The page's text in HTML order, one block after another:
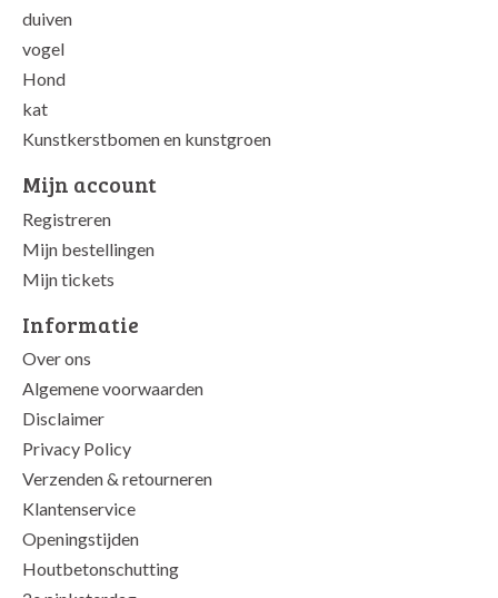
duiven
vogel
Hond
kat
Kunstkerstbomen en kunstgroen
Mijn account
Registreren
Mijn bestellingen
Mijn tickets
Informatie
Over ons
Algemene voorwaarden
Disclaimer
Privacy Policy
Verzenden & retourneren
Klantenservice
Openingstijden
Houtbetonschutting